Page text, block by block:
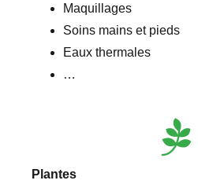
Maquillages
Soins mains et pieds
Eaux thermales
…
Plantes